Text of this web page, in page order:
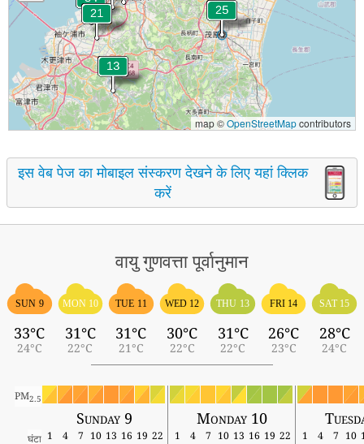
map ©OpenStreetMapcontributors
इस वेब पेज का मोबाइल संस्करण देखने के लिए यहां क्लिक
करें
वायु गुणवत्ता पूर्वानुमान
SUN 9
33°C
24°C
MON 10
31°C
22°C
TUE 11
31°C
21°C
WED 12
30°C
22°C
THU 13
31°C
22°C
FRI 14
26°C
23°C
SAT 15
28°C
24°C
PM2.5
Sunday 9 Monday 10
घंटा 1 4 7 10 13 16 19 22 1 4 7 10 13 16 19 22 1 4 7 10